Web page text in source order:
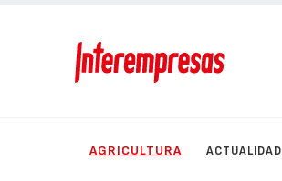
AGRICULTURA ACTUALIDAD